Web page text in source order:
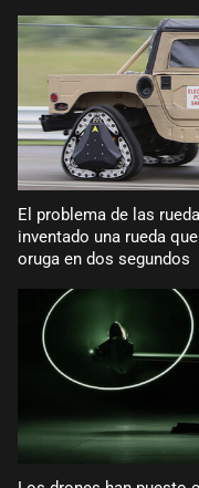
El problema de las
inventado una rueda
oruga en dos segundos